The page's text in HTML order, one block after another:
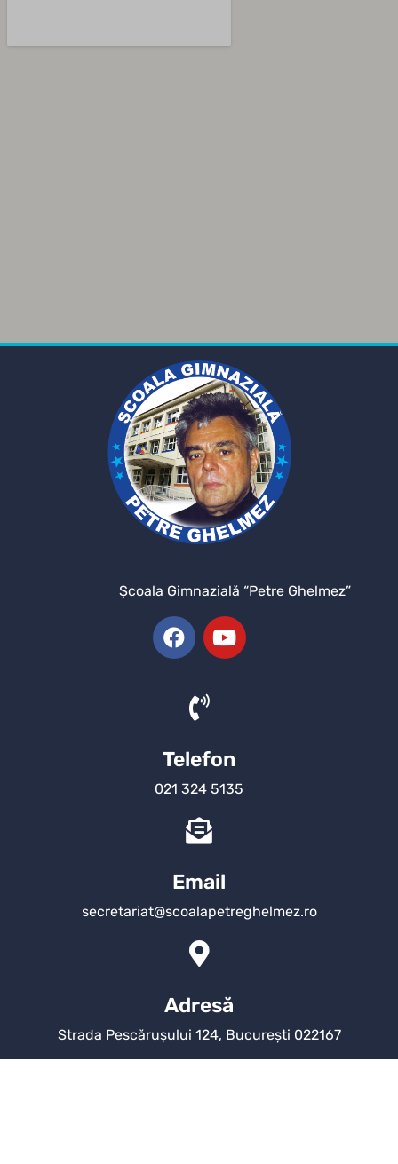
Şcoala Gimnazială “Petre Ghelmez”
Telefon
021 324 5135
Email
secretariat@scoalapetreghelmez.ro
Adresă
Strada Pescărușului 124, București 022167